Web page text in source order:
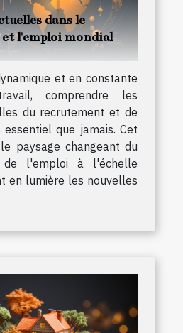
dans le
l'emploi mondial
et en constante
comprendre les
du recrutement et de
que jamais. Cet
paysage changeant du
de l'emploi à l'échelle
en lumière les nouvelles